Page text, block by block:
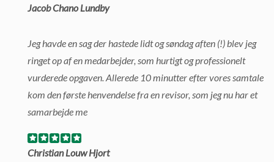
Jacob Chano Lundby
Jeg havde en sag der hastede lidt og søndag aften (!) blev jeg
ringet op af en medarbejder, som hurtigt og professionelt
vurderede opgaven. Allerede 10 minutter efter vores samtale
kom den første henvendelse fra en revisor, som jeg nu har et
samarbejde me
Christian Louw Hjort